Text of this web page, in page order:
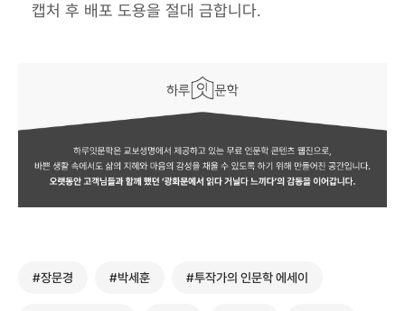
캡처 후 배포 도용을 절대 금합니다.
#장문경 #박세훈 #투작가의 인문학 에세이